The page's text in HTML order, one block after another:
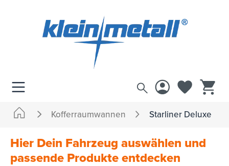
Kofferraumwannen Starliner Deluxe
Hier Dein Fahrzeug auswählen und
passende Produkte entdecken